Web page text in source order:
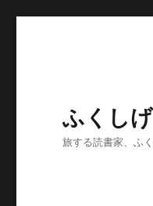
ふくし
旅する読書家、ふ